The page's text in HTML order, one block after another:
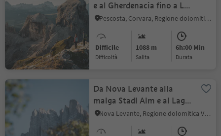
e al Gherdenacia fino a La
Villa
Pescosta, Corvara, Regione dolomitica Alta Badia
Difficile
Difficoltà
1088 m
Salita
6h:00 Min
durata
Da Nova Levante alla
malga Stadl Alm e al Lago
di Carezza
Nova Levante, Regione dolomitica Val d'Ega